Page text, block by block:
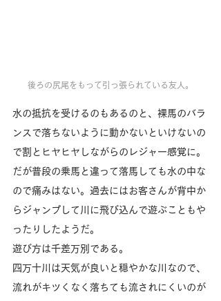
後ろの尻尾をもって引っ張られている友人。
水の抵抗を受けるのもあるのと、裸馬のバラ
ンスで落ちないように動かないといけないの
で割とヒヤヒヤしながらのレジャー感覚に。
だが普段の乗馬と違って落馬しても水の中な
ので痛みはない。過去にはお客さんが背中か
らジャンプして川に飛び込んで遊ぶこともや
ったりしたようだ。
遊び方は千差万別である。
四万十川は天気が良いと穏やかな川なので、
流れがキツくなく落ちても流されにくいのが